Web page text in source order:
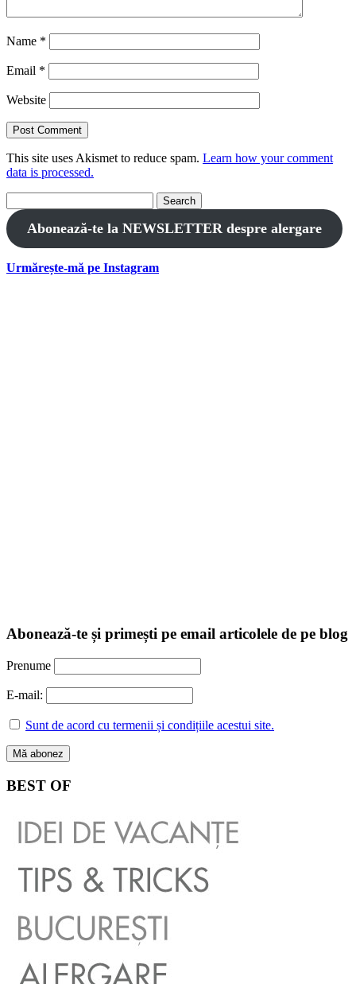
Name *
Email *
Website
This site uses Akismet to reduce spam. Learn how your comment
data is processed.
for:
Abonează-te la NEWSLETTER despre alergare
Urmărește-mă pe Instagram
Abonează-te și primești pe email articolele de pe blog
Prenume
E-mail:
Sunt de acord cu termenii și condițiile acestui site.
BEST OF